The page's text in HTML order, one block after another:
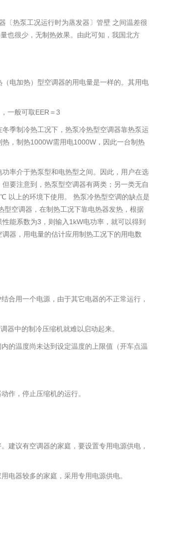
〔热泵工况运行时为蒸发器〕管壁 之间温差很
也很少，无制热效果。由此可知，我国北方
电加热）型空调器的用电量是一样的。其用电
一般可取EER＝3
季制冷热工况下，热泵冷热型空调器靠热泵运
，制热1000W需用电1000W，因此一台制热
率介于热泵型和电热型之间。因此，用户在选
要注意到，热泵型空调器有两类；另一类无自
以上的环境下使用。 热泵冷热型空调的缺点是
型空调器，在制热工况下靠电热器发热，根据
能系数为3，则输入1kW电功率，就可以得到
器，用电量的估计应用制热工况下的用电数
合用一个电源，由于其它电器的不正常运行，
器中的制冷压缩机就难以启动起来。
的温度尚未达到设定温度的上限值（开车点温
作，停止压缩机的运行。
建议有空调器的家庭，要设置专用电源供电，
电器较多的家庭，采用专用电源供电。